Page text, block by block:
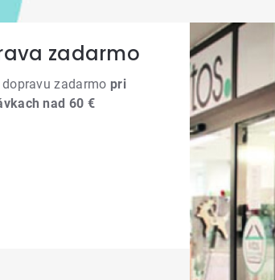
zadarmo
zadarmo pri
nad 60 €